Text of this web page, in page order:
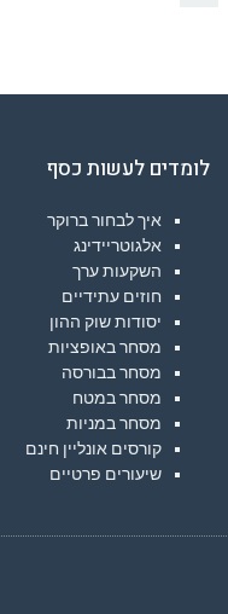
לומדים לעשות כסף
איך לבחור ברוקר
אלגוטריידינג
השקעות ערך
חוזים עתידיים
יסודות שוק ההון
מסחר באופציות
מסחר בבורסה
מסחר במטח
מסחר במניות
קורסים אונליין חינם
שיעורים פרטיים